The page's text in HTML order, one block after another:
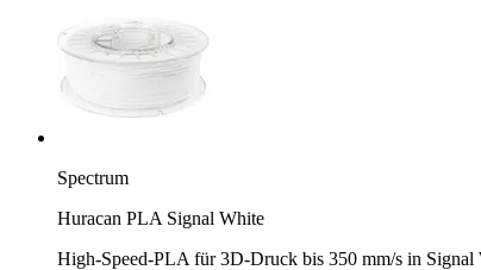
Spectrum
Huracan PLA Signal White
High-Speed-PLA für 3D-Druck bis 350 mm/s in Signal